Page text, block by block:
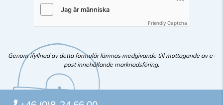
Friendly Captcha
Genom ifyllnad av detta formulär lämnas medgivande till mottagande av e-
post innehållande marknadsföring.